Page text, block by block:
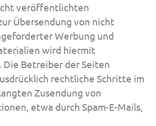
veröffentlichten
Übersendung von nicht
Werbung und
wird hiermit
Die Betreiber der Seiten
rechtliche Schritte im
Zusendung von
etwa durch Spam-E-Mails,